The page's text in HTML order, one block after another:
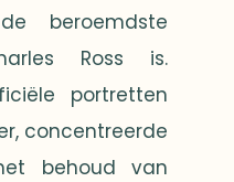
beroemdste
Ross is.
portretten
concentreerde
behoud van